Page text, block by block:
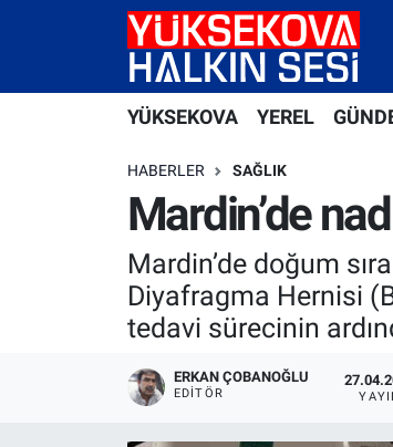
YÜKSEKOVA YEREL
HABERLER SAĞLIK
Mardin’de
Mardin’de doğum
Diyafragma Hernisi
tedavi sürecinin
ERKAN ÇOBANOĞLU
EDITÖR
Yüksekova Nöbetçi Eczaneler
Yüksekova Trafik Yoğunluk Haritası
Süper Lig Puan Durumu ve Fikstür
Tüm Manşetler
Son Dakika Haberleri